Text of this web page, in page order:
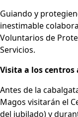
Guiando y
inestimable
Voluntarios de
Servicios.
Visita a los centros
Antes de la
Magos visitarán el
del jubilado) y